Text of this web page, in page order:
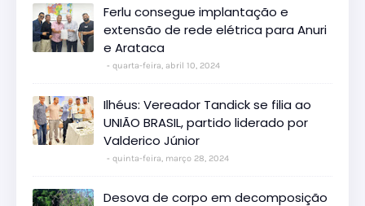
Ferlu consegue implantação e
extensão de rede elétrica para Anuri
e Arataca
quarta-feira, abril 10, 2024
Ilhéus: Vereador Tandick se filia ao
UNIÃO BRASIL, partido liderado por
Valderico Júnior
quinta-feira, março 28, 2024
Desova de corpo em decomposição